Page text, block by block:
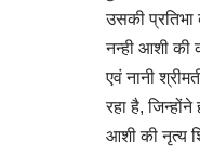
उसकी प्रतिभा
नन्ही आशी की
एवं नानी
रहा है,
आशी की नृत्य